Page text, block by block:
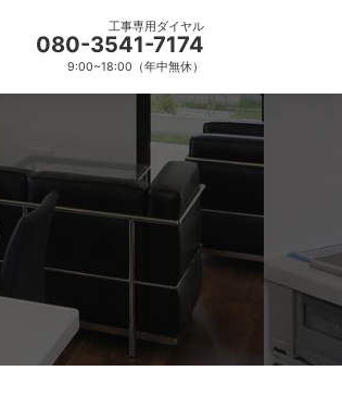
工事専用ダイヤル
080-3541-7174
9:00~18:00（年中無休）